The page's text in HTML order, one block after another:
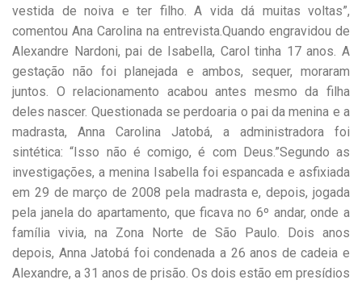
vestida de noiva e ter filho. A vida dá muitas voltas”,
comentou Ana Carolina na entrevista.Quando engravidou de
Alexandre Nardoni, pai de Isabella, Carol tinha 17 anos. A
gestação não foi planejada e ambos, sequer, moraram
juntos. O relacionamento acabou antes mesmo da filha
deles nascer. Questionada se perdoaria o pai da menina e a
madrasta, Anna Carolina Jatobá, a administradora foi
sintética: “Isso não é comigo, é com Deus.”Segundo as
investigações, a menina Isabella foi espancada e asfixiada
em 29 de março de 2008 pela madrasta e, depois, jogada
pela janela do apartamento, que ficava no 6º andar, onde a
família vivia, na Zona Norte de São Paulo. Dois anos
depois, Anna Jatobá foi condenada a 26 anos de cadeia e
Alexandre, a 31 anos de prisão. Os dois estão em presídios